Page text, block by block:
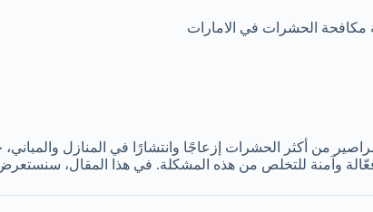
الحشرات في الامارات
من أكثر الحشرات إزعاجًا وانتشارًا في المنازل
وآمنة للتخلص من هذه المشكلة. في هذا المقال، سنستعرض